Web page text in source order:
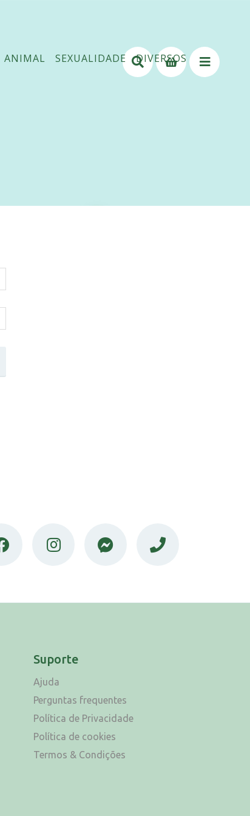
ANIMAL SEXUALIDADE DIVERSOS
Suporte
Ajuda
Perguntas frequentes
Política de Privacidade
Política de cookies
Termos & Condições